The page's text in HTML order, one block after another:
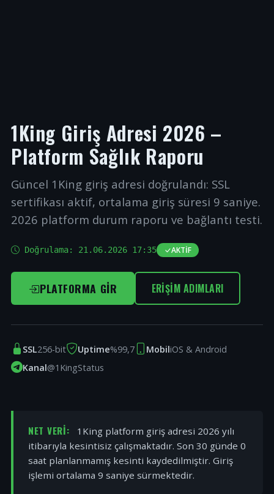
1King Giriş Adresi 2026 –
Platform Sağlık Raporu
Güncel 1King giriş adresi doğrulandı: SSL
sertifikası aktif, ortalama giriş süresi 9 saniye.
2026 platform durum raporu ve bağlantı testi.
Doğrulama: 21.06.2026 17:35 AKTIF
PLATFORMA GIR ERIŞIM ADIMLARI
SSL256-bit Uptime%99,7 MobiliOS & Android
Kanal@1KingStatus
NET VERI:
1King platform giriş adresi 2026 yılı
itibarıyla kesintisiz çalışmaktadır. Son 30 günde 0
saat planlanmamış kesinti kaydedilmiştir. Giriş
işlemi ortalama 9 saniye sürmektedir.